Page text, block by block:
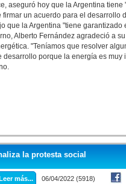
aseguró hoy que la Argentina tiene
un acuerdo para el desarrollo
que la Argentina "tiene garantizado
Alberto Fernández agradeció a
"Teníamos que resolver
porque la energía es muy
la protesta social
más... 06/04/2022 (5918)